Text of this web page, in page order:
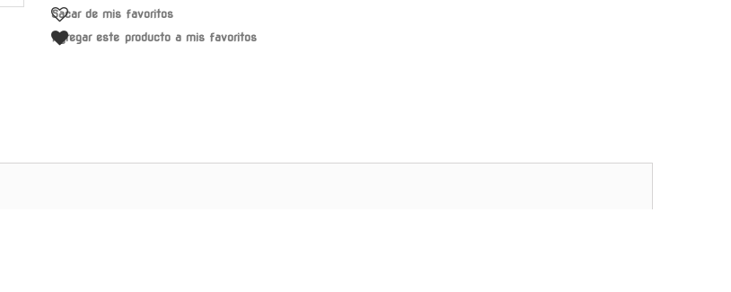
Sacar de mis favoritos
Agregar este producto a mis favoritos